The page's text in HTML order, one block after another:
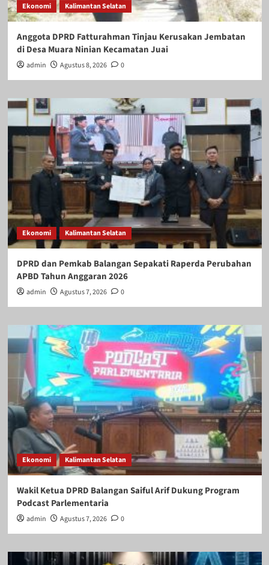
Ekonomi Kalimantan Selatan
Anggota DPRD Fatturahman Tinjau Kerusakan Jembatan
di Desa Muara Ninian Kecamatan Juai
admin Agustus 8, 2026 0
Ekonomi Kalimantan Selatan
DPRD dan Pemkab Balangan Sepakati Raperda Perubahan
APBD Tahun Anggaran 2026
admin Agustus 7, 2026 0
Ekonomi Kalimantan Selatan
Wakil Ketua DPRD Balangan Saiful Arif Dukung Program
Podcast Parlementaria
admin Agustus 7, 2026 0